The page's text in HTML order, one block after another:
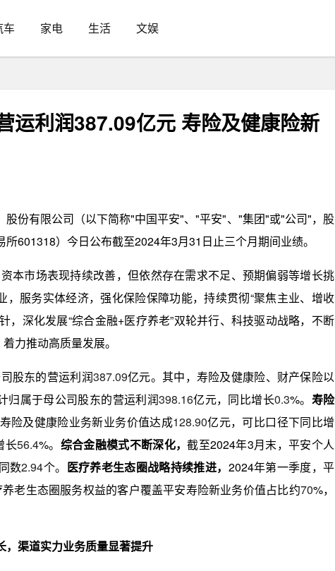
车 家电 生活 文娱
运利润387.09亿元 寿险及健康险新
份有限公司（以下简称"中国平安"、"平安"、"集团"或"公司"，股
601318）今日公布截至2024年3月31日止三个月期间业绩。
本市场表现持续改善，但依然存在需求不足、预期偏弱等增长挑
服务实体经济，强化保险保障功能，持续贯彻“聚焦主业、增收
，深化发展“综合金融+医疗养老”双轮并行、科技驱动战略，不断
力推动高质量发展。
股东的营运利润387.09亿元。其中，寿险及健康险、财产保险以
归属于母公司股东的营运利润398.16亿元，同比增长0.3%。 寿险
险及健康险业务新业务价值达成128.90亿元，可比口径下同比增
长56.4%。 综合金融模式不断深化，截至2024年3月末，平安个人
数2.94个。 医疗养老生态圈战略持续推进， 2024年第一季度，平
老生态圈服务权益的客户覆盖平安寿险新业务价值占比约70%，
，渠道实力业务质量显著提升